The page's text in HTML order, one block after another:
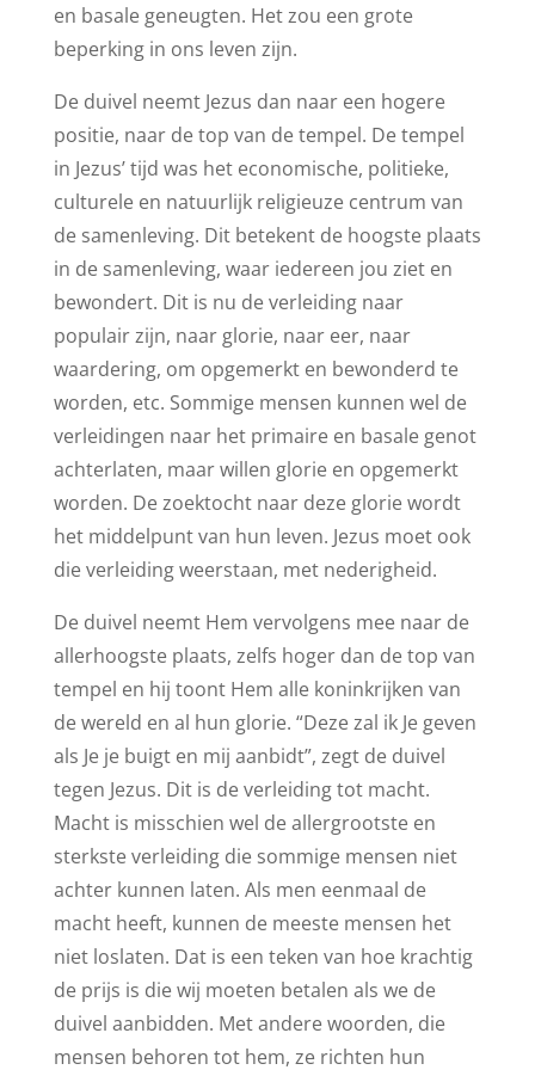
en basale geneugten. Het zou een grote
beperking in ons leven zijn.
De duivel neemt Jezus dan naar een hogere
positie, naar de top van de tempel. De tempel
in Jezus’ tijd was het economische, politieke,
culturele en natuurlijk religieuze centrum van
de samenleving. Dit betekent de hoogste plaats
in de samenleving, waar iedereen jou ziet en
bewondert. Dit is nu de verleiding naar
populair zijn, naar glorie, naar eer, naar
waardering, om opgemerkt en bewonderd te
worden, etc. Sommige mensen kunnen wel de
verleidingen naar het primaire en basale genot
achterlaten, maar willen glorie en opgemerkt
worden. De zoektocht naar deze glorie wordt
het middelpunt van hun leven. Jezus moet ook
die verleiding weerstaan, met nederigheid.
De duivel neemt Hem vervolgens mee naar de
allerhoogste plaats, zelfs hoger dan de top van
tempel en hij toont Hem alle koninkrijken van
de wereld en al hun glorie. “Deze zal ik Je geven
als Je je buigt en mij aanbidt”, zegt de duivel
tegen Jezus. Dit is de verleiding tot macht.
Macht is misschien wel de allergrootste en
sterkste verleiding die sommige mensen niet
achter kunnen laten. Als men eenmaal de
macht heeft, kunnen de meeste mensen het
niet loslaten. Dat is een teken van hoe krachtig
de prijs is die wij moeten betalen als we de
duivel aanbidden. Met andere woorden, die
mensen behoren tot hem, ze richten hun